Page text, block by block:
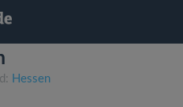
Hessen